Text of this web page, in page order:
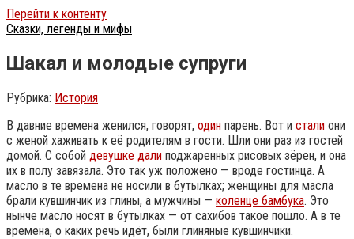
Перейти к контенту
Сказки, легенды и мифы
Шакал и молодые супруги
Рубрика: История
В давние времена женился, говорят, один парень. Вот и стали они
с женой хаживать к её родителям в гости. Шли они раз из гостей
домой. С собой девушке дали поджаренных рисовых зёрен, и она
их в полу завязала. Это так уж положено — вроде гостинца. А
масло в те времена не носили в бутылках; женщины для масла
брали кувшинчик из глины, а мужчины — коленце бамбука. Это
нынче масло носят в бутылках — от сахибов такое пошло. А в те
времена, о каких речь идёт, были глиняные кувшинчики.